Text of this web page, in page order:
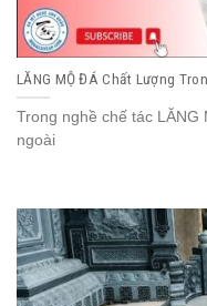
LĂNG MỘ ĐÁ Chất Lượng
Trong nghề chế tác
ngoài